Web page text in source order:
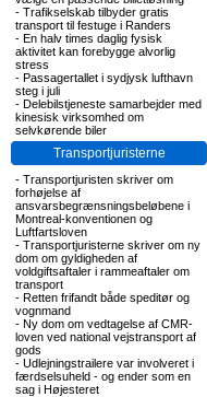
- Trafikselskab tilbyder gratis
transport til festuge i Randers
- En halv times daglig fysisk
aktivitet kan forebygge alvorlig
stress
- Passagertallet i sydjysk lufthavn
steg i juli
- Delebilstjeneste samarbejder med
kinesisk virksomhed om
selvkørende biler
Transportjuristerne
- Transportjuristen skriver om
forhøjelse af
ansvarsbegrænsningsbeløbene i
Montreal-konventionen og
Luftfartsloven
- Transportjuristerne skriver om ny
dom om gyldigheden af
voldgiftsaftaler i rammeaftaler om
transport
- Retten frifandt både speditør og
vognmand
- Ny dom om vedtagelse af CMR-
loven ved national vejstransport af
gods
- Udlejningstrailere var involveret i
færdselsuheld - og ender som en
sag i Højesteret